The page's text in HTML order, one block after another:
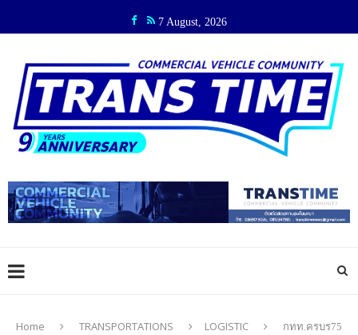
7 August, 2026
Home TRANSPORTATIONS LOGISTIC
กทท.ครบร75